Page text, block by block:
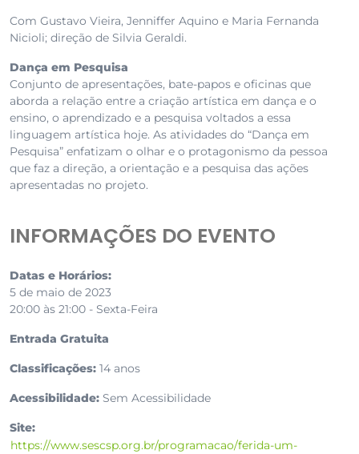
Com Gustavo Vieira, Jenniffer Aquino e Maria Fernanda
Nicioli; direção de Silvia Geraldi.
Dança em Pesquisa
Conjunto de apresentações, bate-papos e oficinas que
aborda a relação entre a criação artística em dança e o
ensino, o aprendizado e a pesquisa voltados a essa
linguagem artística hoje. As atividades do “Dança em
Pesquisa” enfatizam o olhar e o protagonismo da pessoa
que faz a direção, a orientação e a pesquisa das ações
apresentadas no projeto.
INFORMAÇÕES DO EVENTO
Datas e Horários:
5 de maio de 2023
20:00 às 21:00 - Sexta-Feira
Entrada Gratuita
Classificações: 14 anos
Acessibilidade: Sem Acessibilidade
Site:
https://www.sescsp.org.br/programacao/ferida-um-